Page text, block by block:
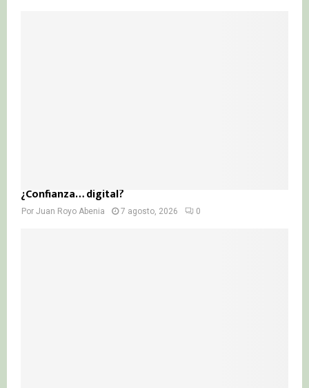
¿Confianza… digital?
Por Juan Royo Abenia 7 agosto, 2026 0